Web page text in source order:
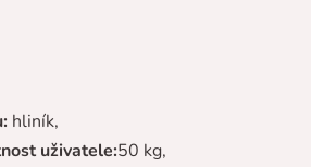
hliník,
uživatele:50 kg,